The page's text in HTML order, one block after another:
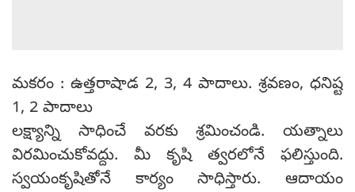
మకరం : ఉత్తరాషాడ 2, 3, 4 పాదాలు. శ్రవణం, ధనిష్ట
1, 2 పాదాలు
లక్ష్యాన్ని సాధించే వరకు శ్రమించండి. యత్నాలు
విరమించుకోవద్దు. మీ కృషి త్వరలోనే ఫలిస్తుంది.
స్వయంకృషితోనే కార్యం సాధిస్తారు. ఆదాయం